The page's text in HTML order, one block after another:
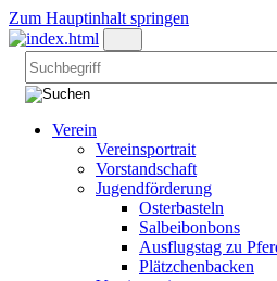
Zum Hauptinhalt springen
Verein
Vereinsportrait
Vorstandschaft
Jugendförderung
Osterbasteln
Salbeibonbons
Ausflugstag zu
Plätzchenbacken